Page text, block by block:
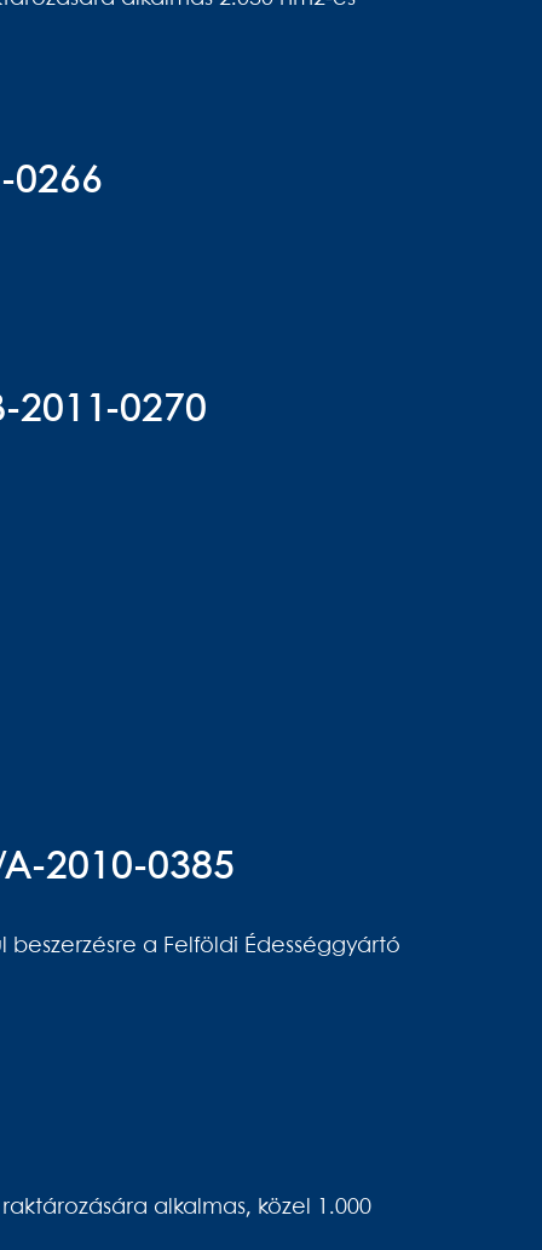
0266
0270
2010-0385
a Felföldi Édességgyártó
alkalmas, közel 1.000